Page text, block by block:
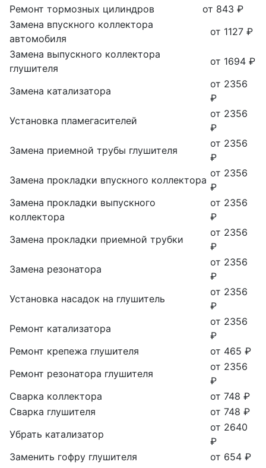
Ремонт тормозных цилиндров
от 843 ₽
Замена впускного коллектора
автомобиля
от 1127 ₽
Замена выпускного коллектора
глушителя
от 1694 ₽
Замена катализатора
от 2356
₽
Установка пламегасителей
от 2356
₽
Замена приемной трубы глушителя
от 2356
₽
Замена прокладки впускного коллектора
от 2356
₽
Замена прокладки выпускного
коллектора
от 2356
₽
Замена прокладки приемной трубки
от 2356
₽
Замена резонатора
от 2356
₽
Установка насадок на глушитель
от 2356
₽
Ремонт катализатора
от 2356
₽
Ремонт крепежа глушителя
от 465 ₽
Ремонт резонатора глушителя
от 2356
₽
Сварка коллектора
от 748 ₽
Сварка глушителя
от 748 ₽
Убрать катализатор
от 2640
₽
Заменить гофру глушителя
от 654 ₽